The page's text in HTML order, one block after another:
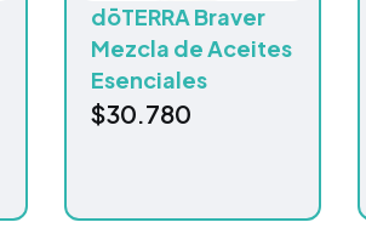
dōTERRA Braver
Mezcla de Aceites
Esenciales
$30.780